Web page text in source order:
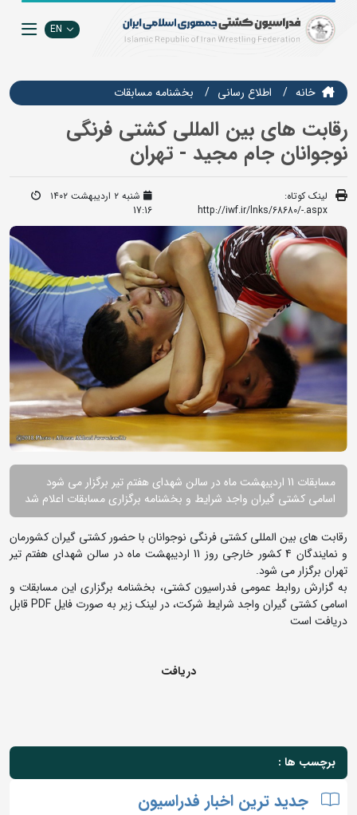
EN
خانه اطلاع رسانی بخشنامه مسابقات
رقابت های بین المللی کشتی فرنگی
نوجوانان جام مجید - تهران
لینک کوتاه:
http://iwf.ir/lnks/68680/-.aspx
شنبه ۲ اردیبهشت ۱۴۰۲
17:16
مسابقات 11 اردیبهشت ماه در سالن شهدای هفتم تیر برگزار می شود
اسامی کشتی گیران واجد شرایط و بخشنامه برگزاری مسابقات اعلام شد
رقابت های بین المللی کشتی فرنگی نوجوانان با حضور کشتی گیران کشورمان
و نمایندگان 4 کشور خارجی روز 11 اردیبهشت ماه در سالن شهدای هفتم تیر
تهران برگزار می شود.
به گزارش روابط عمومی فدراسیون کشتی، بخشنامه برگزاری این مسابقات و
اسامی کشتی گیران واجد شرایط شرکت، در لینک زیر به صورت فایل PDF قابل
دریافت است
دریافت
برچسب ها :
جدید ترین اخبار فدراسیون